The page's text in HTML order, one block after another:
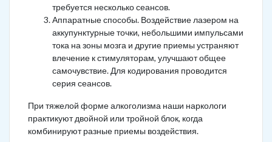
требуется несколько сеансов.
Аппаратные способы. Воздействие лазером на
аккупунктурные точки, небольшими импульсами
тока на зоны мозга и другие приемы устраняют
влечение к стимуляторам, улучшают общее
самочувствие. Для кодирования проводится
серия сеансов.
При тяжелой форме алкоголизма наши наркологи
практикуют двойной или тройной блок, когда
комбинируют разные приемы воздействия.